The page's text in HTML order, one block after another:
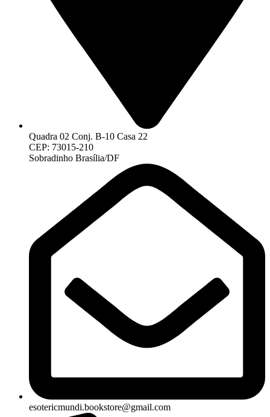
Quadra 02 Conj. B-10 Casa 22
CEP: 73015-210
Sobradinho Brasília/DF
esotericmundi.bookstore@gmail.com